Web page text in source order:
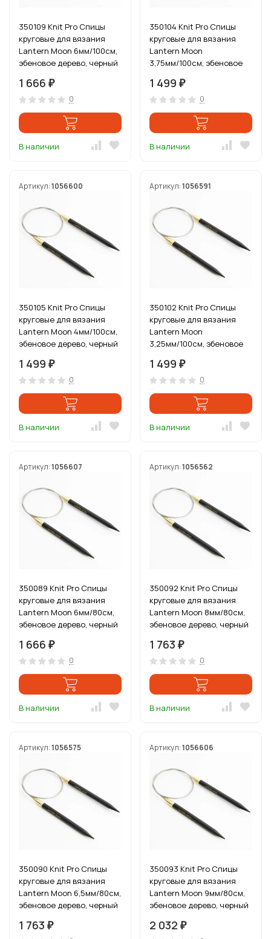
350109 Knit Pro Спицы
круговые для вязания
Lantern Moon 6мм/100см,
эбеновое дерево, черный
1 666 ₽
0
В наличии
350104 Knit Pro Спицы
круговые для вязания
Lantern Moon
3,75мм/100см, эбеновое
1 499 ₽
0
В наличии
Артикул:1056600
350105 Knit Pro Спицы
круговые для вязания
Lantern Moon 4мм/100см,
эбеновое дерево, черный
1 499 ₽
0
В наличии
Артикул:1056591
350102 Knit Pro Спицы
круговые для вязания
Lantern Moon
3,25мм/100см, эбеновое
1 499 ₽
0
В наличии
Артикул:1056607
350089 Knit Pro Спицы
круговые для вязания
Lantern Moon 6мм/80см,
эбеновое дерево, черный
1 666 ₽
0
В наличии
Артикул:1056562
350092 Knit Pro Спицы
круговые для вязания
Lantern Moon 8мм/80см,
эбеновое дерево, черный
1 763 ₽
0
В наличии
Артикул:1056575
350090 Knit Pro Спицы
круговые для вязания
Lantern Moon 6,5мм/80см,
эбеновое дерево, черный
1 763 ₽
Артикул:1056606
350093 Knit Pro Спицы
круговые для вязания
Lantern Moon 9мм/80см,
эбеновое дерево, черный
2 032 ₽